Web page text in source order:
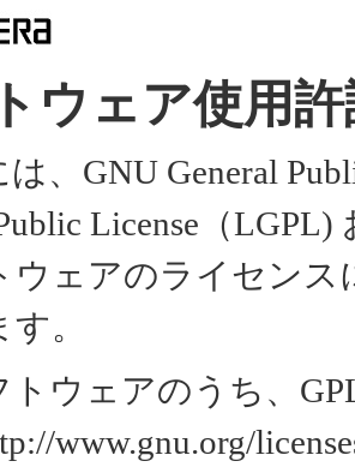
ウェア使用
、GNU General
License（
ウェアのライセン
。
トウェアのうち、
www.gnu.org/